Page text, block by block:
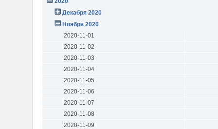
Декабря 2020
Ноября 2020
2020-11-01
2020-11-02
2020-11-03
2020-11-04
2020-11-05
2020-11-06
2020-11-07
2020-11-08
2020-11-09